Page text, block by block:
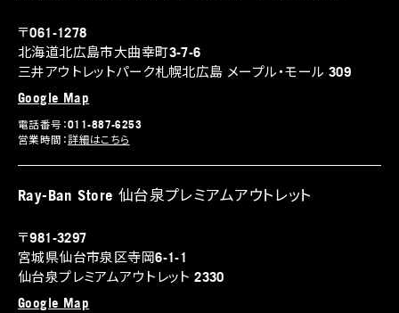
〒061-1278
北海道北広島市大曲幸町3-7-6
三井アウトレットパーク札幌北広島 メープル・モール 309
Google Map
電話番号：011-887-6253
営業時間：詳細はこちら
Ray-Ban Store 仙台泉プレミアムアウトレット
〒981-3297
宮城県仙台市泉区寺岡6-1-1
仙台泉プレミアムアウトレット 2330
Google Map